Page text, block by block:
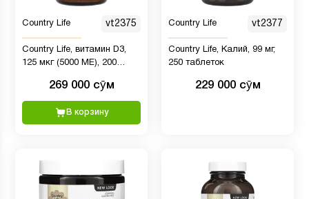
Country Life vt2375
Country Life, витамин D3,
125 мкг (5000 МЕ), 200
269 000 сӯм
В корзину
Country Life vt2377
Country Life, Калий, 99 мг,
250 таблеток
229 000 сӯм